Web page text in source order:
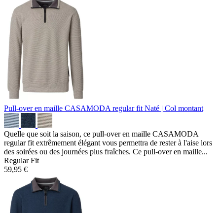
Pull-over en maille CASAMODA regular fit Naté | Col montant
Quelle que soit la saison, ce pull-over en maille CASAMODA
regular fit extrêmement élégant vous permettra de rester à l'aise lors
des soirées ou des journées plus fraîches. Ce pull-over en maille...
Regular Fit
59,95 €